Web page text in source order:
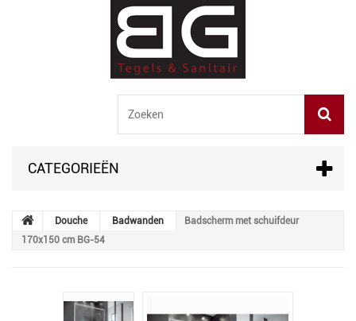
CATEGORIEËN
Douche Badwanden
Badscherm met schuifdeur
170x150 cm BG-54